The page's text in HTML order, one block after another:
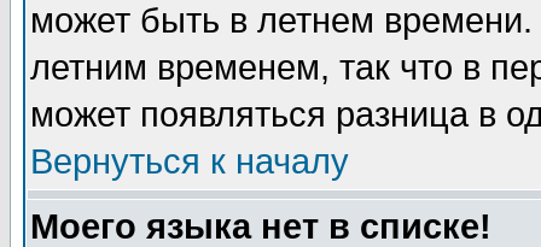
может быть в летнем
летним временем, так что в
может появляться разница в
Вернуться к началу
Моего языка нет в списке!